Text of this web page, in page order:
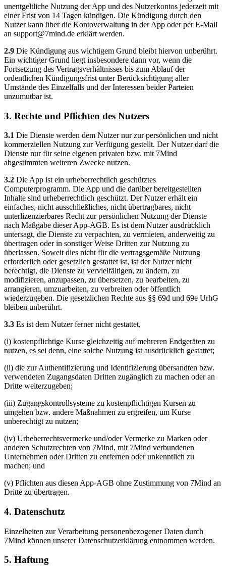
unentgeltliche Nutzung der App und des Nutzerkontos jederzeit mit
einer Frist von 14 Tagen kündigen. Die Kündigung durch den
Nutzer kann über die Kontoverwaltung in der App oder per E-Mail
an support@7mind.de erklärt werden.
2.9 Die Kündigung aus wichtigem Grund bleibt hiervon unberührt.
Ein wichtiger Grund liegt insbesondere dann vor, wenn die
Fortsetzung des Vertragsverhältnisses bis zum Ablauf der
ordentlichen Kündigungsfrist unter Berücksichtigung aller
Umstände des Einzelfalls und der Interessen beider Parteien
unzumutbar ist.
3. Rechte und Pflichten des Nutzers
3.1 Die Dienste werden dem Nutzer nur zur persönlichen und nicht
kommerziellen Nutzung zur Verfügung gestellt. Der Nutzer darf die
Dienste nur für seine eigenen privaten bzw. mit 7Mind
abgestimmten weiteren Zwecke nutzen.
3.2 Die App ist ein urheberrechtlich geschütztes
Computerprogramm. Die App und die darüber bereitgestellten
Inhalte sind urheberrechtlich geschützt. Der Nutzer erhält ein
einfaches, nicht ausschließliches, nicht übertragbares, nicht
unterlizenzierbares Recht zur persönlichen Nutzung der Dienste
nach Maßgabe dieser App-AGB. Es ist dem Nutzer ausdrücklich
untersagt, die Dienste zu verpachten, zu vermieten, anderweitig zu
übertragen oder in sonstiger Weise Dritten zur Nutzung zu
überlassen. Soweit dies nicht für die vertragsgemäße Nutzung
erforderlich oder gesetzlich gestattet ist, ist der Nutzer nicht
berechtigt, die Dienste zu vervielfältigen, zu ändern, zu
modifizieren, anzupassen, zu übersetzen, zu bearbeiten, zu
arrangieren, umzuarbeiten, zu verbreiten oder öffentlich
wiederzugeben. Die gesetzlichen Rechte aus §§ 69d und 69e UrhG
bleiben unberührt.
3.3 Es ist dem Nutzer ferner nicht gestattet,
(i) kostenpflichtige Kurse gleichzeitig auf mehreren Endgeräten zu
nutzen, es sei denn, eine solche Nutzung ist ausdrücklich gestattet;
(ii) die zur Authentifizierung und Identifizierung übersandten bzw.
verwendeten Zugangsdaten Dritten zugänglich zu machen oder an
Dritte weiterzugeben;
(iii) Zugangskontrollsysteme zu kostenpflichtigen Kursen zu
umgehen bzw. andere Maßnahmen zu ergreifen, um Kurse
unberechtigt zu nutzen;
(iv) Urheberrechtsvermerke und/oder Vermerke zu Marken oder
anderen Schutzrechten von 7Mind, mit 7Mind verbundenen
Unternehmen oder Dritten zu entfernen oder unkenntlich zu
machen; und
(v) Pflichten aus diesen App-AGB ohne Zustimmung von 7Mind an
Dritte zu übertragen.
4. Datenschutz
Einzelheiten zur Verarbeitung personenbezogener Daten durch
7Mind können unserer Datenschutzerklärung entnommen werden.
5. Haftung